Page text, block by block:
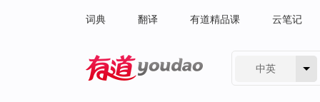
词典 翻译 有道精品课 云笔记
中英